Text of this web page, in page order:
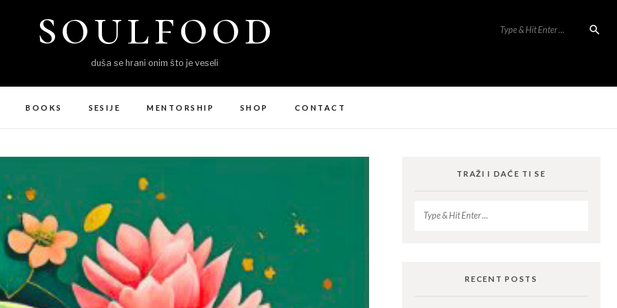
soulfood
duša se hrani onim što je veseli
BOOKS SESIJE MENTORSHIP SHOP CONTACT
TRAŽI I DAĆE TI SE
RECENT POSTS